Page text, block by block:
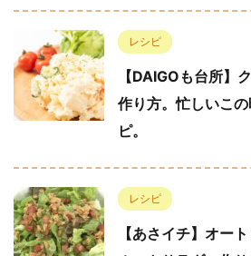
レシピ
【DAIGOも台所】
作り方。忙しいこ
ピ。
レシピ
【あさイチ】オー